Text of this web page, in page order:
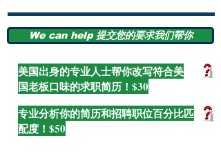
We can help 提交您的要求我们帮你
美国出身的专业人士帮你改写符合美
国老板口味的求职简历！$30
专业分析你的简历和招聘职位百分比匹
配度！$50